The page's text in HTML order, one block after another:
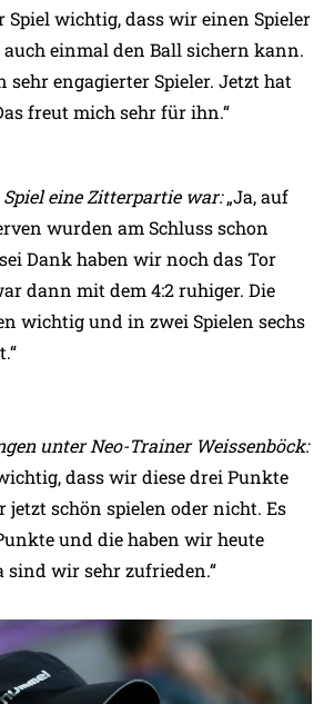
wichtig, dass wir einen Spieler
auch einmal den Ball sichern kann.
sehr engagierter Spieler. Jetzt hat
freut mich sehr für ihn.“
eine Zitterpartie war:„Ja, auf
wurden am Schluss schon
Dank haben wir noch das Tor
dann mit dem 4:2 ruhiger. Die
wichtig und in zwei Spielen sechs
unter Neo-Trainer Weissenböck:
dass wir diese drei Punkte
jetzt schön spielen oder nicht. Es
und die haben wir heute
sind wir sehr zufrieden.“